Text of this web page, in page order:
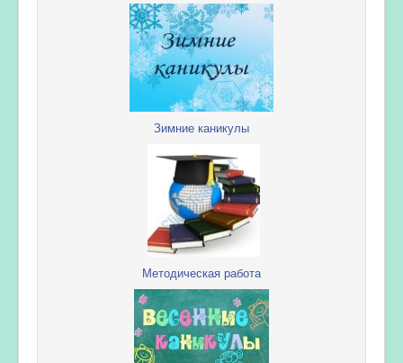
Зимние каникулы
Методическая работа